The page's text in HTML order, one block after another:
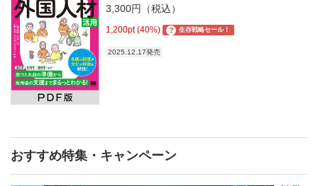
3,300円（税込）
1,200pt (40%) ? 生存戦略セール！
2025.12.17発売
おすすめ特集・キャンペーン